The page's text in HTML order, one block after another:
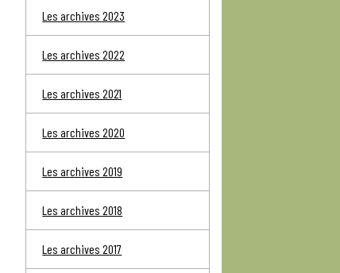
Les archives 2023
Les archives 2022
Les archives 2021
Les archives 2020
Les archives 2019
Les archives 2018
Les archives 2017